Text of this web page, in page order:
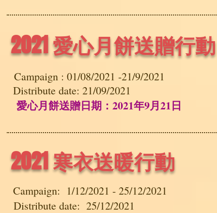
2021 愛心月餅送贈行動
Campaign : 01/08/2021 -21/9/2021
Distribute date: 21/09/2021
愛心月餅送贈日期：2021年9月21日
2021 寒衣送暖行動
Campaign: 1/12/2021 - 25/12/2021
Distribute date: 25/12/2021